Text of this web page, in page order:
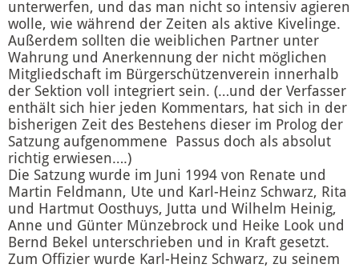
unterwerfen, und das man nicht so intensiv agieren
wolle, wie während der Zeiten als aktive Kivelinge.
Außerdem sollten die weiblichen Partner unter
Wahrung und Anerkennung der nicht möglichen
Mitgliedschaft im Bürgerschützenverein innerhalb
der Sektion voll integriert sein. (…und der Verfasser
enthält sich hier jeden Kommentars, hat sich in der
bisherigen Zeit des Bestehens dieser im Prolog der
Satzung aufgenommene Passus doch als absolut
richtig erwiesen….)
Die Satzung wurde im Juni 1994 von Renate und
Martin Feldmann, Ute und Karl-Heinz Schwarz, Rita
und Hartmut Oosthuys, Jutta und Wilhelm Heinig,
Anne und Günter Münzebrock und Heike Look und
Bernd Bekel unterschrieben und in Kraft gesetzt.
Zum Offizier wurde Karl-Heinz Schwarz, zu seinem